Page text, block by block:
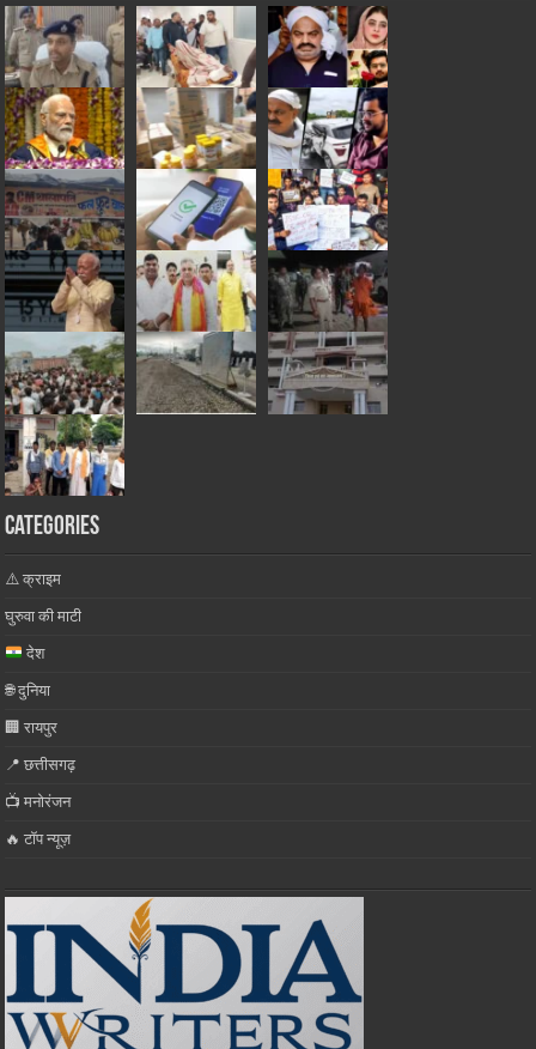
Categories
⚠️ क्राइम
घुरुवा की माटी
देश
🌐 दुनिया
🏢 रायपुर
📍 छत्तीसगढ़
📺 मनोरंजन
🔥 टॉप न्यूज़